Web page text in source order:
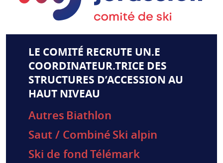
LE COMITÉ RECRUTE UN.E
COORDINATEUR.TRICE DES
STRUCTURES D’ACCESSION AU
HAUT NIVEAU
Autres Biathlon
Saut / Combiné Ski alpin
Ski de fond Télémark